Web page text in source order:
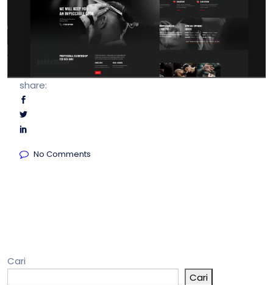
share:
No Comments
Cari
Cari